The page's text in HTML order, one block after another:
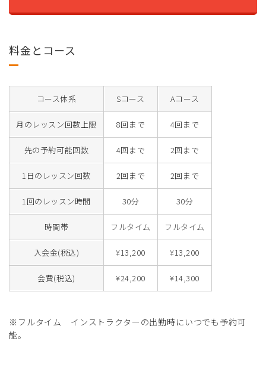
料金とコース
コース体系 Sコース Aコース
月のレッスン回数上限 8回まで 4回まで
先の予約可能回数 4回まで 2回まで
1日のレッスン回数 2回まで 2回まで
1回のレッスン時間 30分 30分
時間帯 フルタイム フルタイム
入会金(税込) ¥13,200 ¥13,200
会費(税込) ¥24,200 ¥14,300
※フルタイム インストラクターの出勤時にいつでも予約可
能。